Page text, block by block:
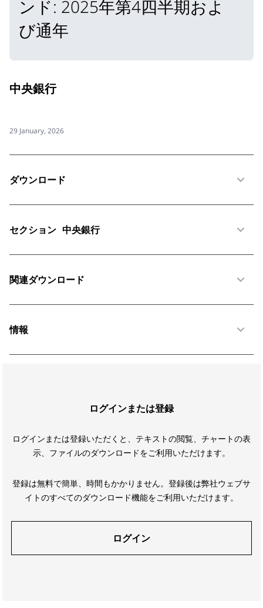
ンド: 2025年第4四半期およ
び通年
中央銀行
29 January, 2026
ダウンロード
セクション 中央銀行
関連ダウンロード
情報
ログインまたは登録
ログインまたは登録いただくと、テキストの閲覧、チャートの表
示、ファイルのダウンロードをご利用いただけます。
登録は無料で簡単、時間もかかりません。登録後は弊社ウェブサ
イトのすべてのダウンロード機能をご利用いただけます。
ログイン